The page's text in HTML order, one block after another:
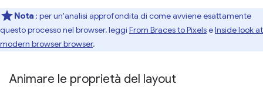
Nota : per un'analisi approfondita di come avviene esattamente
questo processo nel browser, leggi From Braces to PixelseInside look at
modern browser browser.
Animare le proprietà del layout